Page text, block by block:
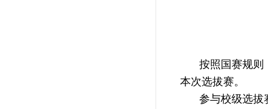
按照国赛规则
本次选拔赛。
参与校级选拔